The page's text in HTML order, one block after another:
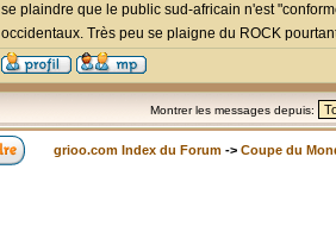
se plaindre que le public sud-africain n'est
occidentaux. Très peu se plaigne du ROCK
Montrer les messages depuis:
grioo.com Index du Forum -> Coupe du